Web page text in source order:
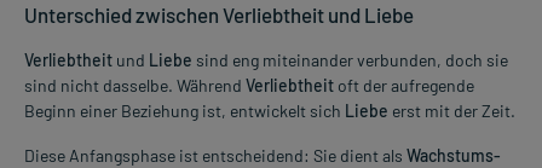
Unterschied zwischen Verliebtheit und Liebe
Verliebtheit und Liebe sind eng miteinander verbunden, doch sie
sind nicht dasselbe. Während Verliebtheit oft der aufregende
Beginn einer Beziehung ist, entwickelt sich Liebe erst mit der Zeit.
Diese Anfangsphase ist entscheidend: Sie dient als Wachstums-